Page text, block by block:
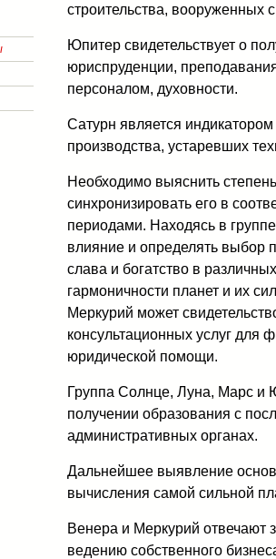
строительства, вооруженных
Юпитер свидетельствует о
юриспруденции,
персоналом, духовности.
Сатурн является
производства, устаревших
Необходимо выяснить
синхронизировать его в
периодами. Находясь в
влияние и определять
слава и богатство в
гармоничности планет и их
Меркурий может
консультационных услуг для
юридической помощи.
Группа Солнце, Луна, Марс и
получении образования с
административных органах.
Дальнейшее выявление
вычисления самой сильной
Венера и Меркурий отвечают
ведению собственного